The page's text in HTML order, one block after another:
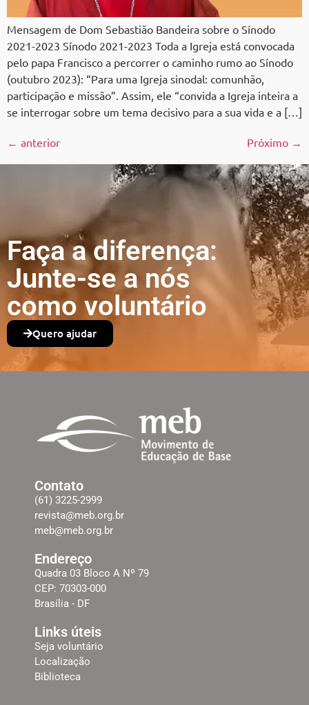
Mensagem de Dom Sebastião Bandeira sobre o Sínodo
2021-2023 Sínodo 2021-2023 Toda a Igreja está convocada
pelo papa Francisco a percorrer o caminho rumo ao Sínodo
(outubro 2023): “Para uma Igreja sinodal: comunhão,
participação e missão”. Assim, ele “convida a Igreja inteira a
se interrogar sobre um tema decisivo para a sua vida e a […]
← anterior Próximo →
Faça a diferença:
Junte-se a nós
como voluntário
Quero ajudar
Contato
(61) 3225-2999
revista@meb.org.br
meb@meb.org.br
Endereço
Quadra 03 Bloco A Nº 79
CEP: 70303-000
Brasília - DF
Links úteis
Seja voluntário
Localização
Biblioteca